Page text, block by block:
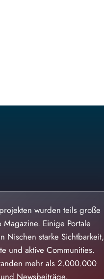
wurden teils große
Einige Portale
Nischen starke Sichtbarkeit,
und aktive Communities.
mehr als 2.000.000